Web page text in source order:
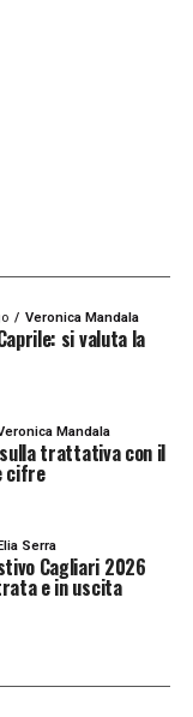
Veronica Mandala
si valuta la
Mandala
sulla trattativa con il
cifre
Serra
Cagliari 2026
e in uscita